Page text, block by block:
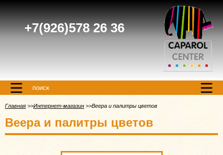
+7(926)578 26 36
поиск
Главная Интернет-магазин Веера и палитры цветов
Веера и палитры цветов